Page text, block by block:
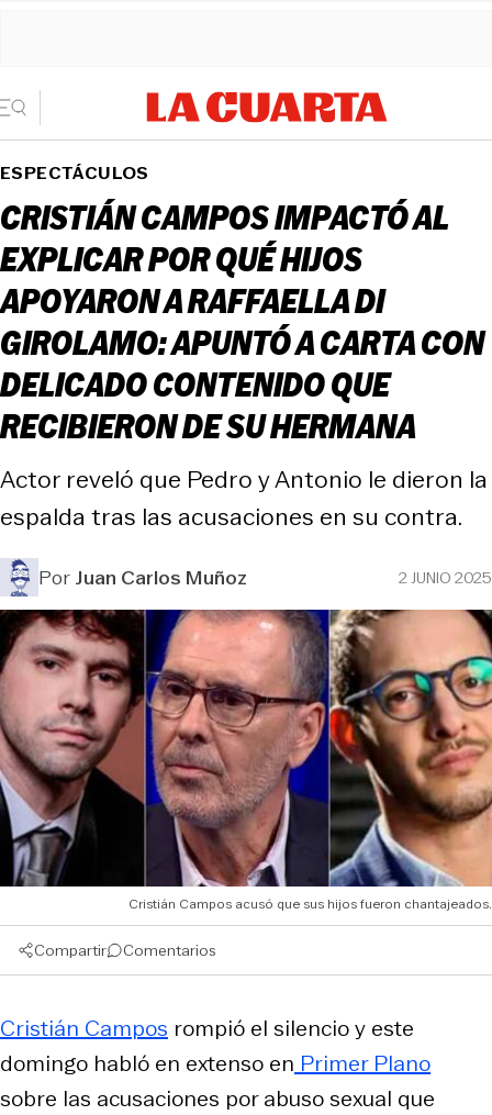
ESPECTÁCULOS
CRISTIÁN CAMPOS IMPACTÓ AL
EXPLICAR POR QUÉ HIJOS
APOYARON A RAFFAELLA DI
GIROLAMO: APUNTÓ A CARTA CON
DELICADO CONTENIDO QUE
RECIBIERON DE SU HERMANA
Actor reveló que Pedro y Antonio le dieron la
espalda tras las acusaciones en su contra.
PorJuan Carlos Muñoz 2 JUNIO 2025
Cristián Campos acusó que sus hijos fueron chantajeados.
Compartir Comentarios
Cristián Campos rompió el silencio y este
domingo habló en extenso en Primer Plano
sobre las acusaciones por abuso sexual que